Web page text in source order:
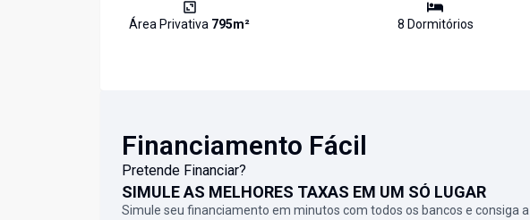
Área Privativa 795m² 8 Dormitórios
Financiamento Fácil
Pretende Financiar?
SIMULE AS MELHORES TAXAS EM UM SÓ LUGAR
Simule seu financiamento em minutos com todos os bancos e consiga a